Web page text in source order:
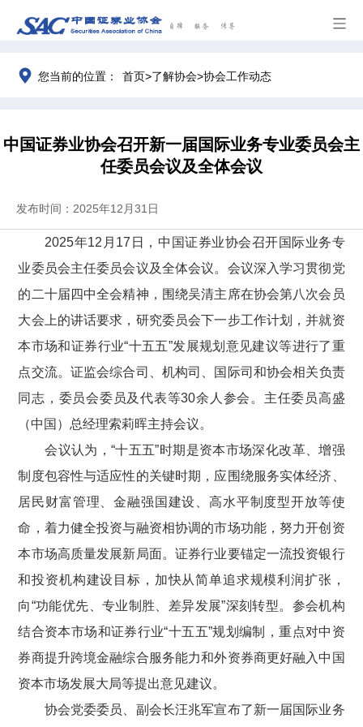
您当前的位置： 首页>了解协会>协会工作动态
中国证券业协会召开新一届国际业务专业委员会主
任委员会议及全体会议
发布时间：2025年12月31日
2025年12月17日，中国证券业协会召开国际业务专
业委员会主任委员会议及全体会议。会议深入学习贯彻党
的二十届四中全会精神 ，围绕吴清主席在协会第八次会员
大会上的讲话要求， 研究委员会下一步工作计划 ，并就资
本市场和证券行业“十五五”发展规划意见建议等进行了重
点交流。证监会综合司、 机构司、 国际司和协会相关负责
同志，委员会委员及代表等30余人参会。主任委员高盛
（中国） 总经理索莉晖主持会议。
会议认为， “十五五”时期是资本市场深化改革、增强
制度包容性与适应性的关键时期，应围绕服务实体经济、
居民财富管理、金融强国建设、高水平制度型开放等使
命，着力健全投资与融资相协调的市场功能，努力开创资
本市场高质量发展新局面。证券行业要锚定一流投资银行
和投资机构建设目标，加快从简单追求规模利润扩张，
向“功能优先、专业制胜、差异发展”深刻转型。参会机构
结合资本市场和证券行业“十五五”规划编制，重点对中资
券商提升跨境金融综合服务能力和外资券商更好融入中国
资本市场发展大局等提出意见建议。
协会党委委员、副会长汪兆军宣布了新一届国际业务